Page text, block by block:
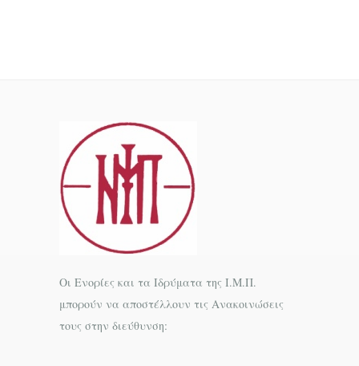
Οι Ενορίες και τα Ιδρύματα της Ι.Μ.Π.
μπορούν να αποστέλλουν τις Ανακοινώσεις
τους στην διεύθυνση: